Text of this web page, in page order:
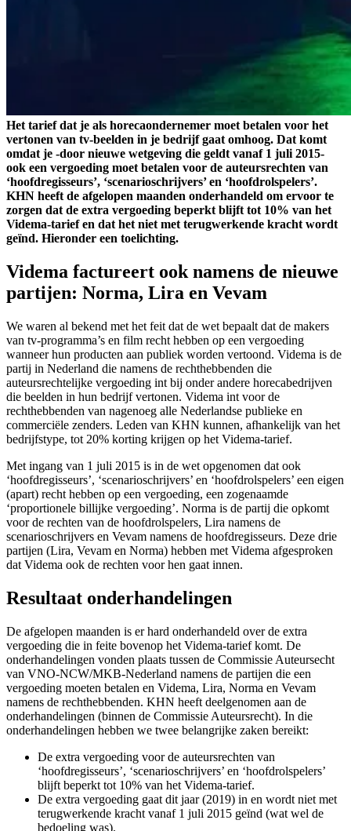
Het tarief dat je als horecaondernemer moet betalen voor het
vertonen van tv-beelden in je bedrijf gaat omhoog. Dat komt
omdat je -door nieuwe wetgeving die geldt vanaf 1 juli 2015-
ook een vergoeding moet betalen voor de auteursrechten van
‘hoofdregisseurs’, ‘scenarioschrijvers’ en ‘hoofdrolspelers’.
KHN heeft de afgelopen maanden onderhandeld om ervoor te
zorgen dat de extra vergoeding beperkt blijft tot 10% van het
Videma-tarief en dat het niet met terugwerkende kracht wordt
geïnd. Hieronder een toelichting.
Videma factureert ook namens de nieuwe
partijen: Norma, Lira en Vevam
We waren al bekend met het feit dat de wet bepaalt dat de makers
van tv-programma’s en film recht hebben op een vergoeding
wanneer hun producten aan publiek worden vertoond. Videma is de
partij in Nederland die namens de rechthebbenden die
auteursrechtelijke vergoeding int bij onder andere horecabedrijven
die beelden in hun bedrijf vertonen. Videma int voor de
rechthebbenden van nagenoeg alle Nederlandse publieke en
commerciële zenders. Leden van KHN kunnen, afhankelijk van het
bedrijfstype, tot 20% korting krijgen op het Videma-tarief.
Met ingang van 1 juli 2015 is in de wet opgenomen dat ook
‘hoofdregisseurs’, ‘scenarioschrijvers’ en ‘hoofdrolspelers’ een eigen
(apart) recht hebben op een vergoeding, een zogenaamde
‘proportionele billijke vergoeding’. Norma is de partij die opkomt
voor de rechten van de hoofdrolspelers, Lira namens de
scenarioschrijvers en Vevam namens de hoofdregisseurs. Deze drie
partijen (Lira, Vevam en Norma) hebben met Videma afgesproken
dat Videma ook de rechten voor hen gaat innen.
Resultaat onderhandelingen
De afgelopen maanden is er hard onderhandeld over de extra
vergoeding die in feite bovenop het Videma-tarief komt. De
onderhandelingen vonden plaats tussen de Commissie Auteursecht
van VNO-NCW/MKB-Nederland namens de partijen die een
vergoeding moeten betalen en Videma, Lira, Norma en Vevam
namens de rechthebbenden. KHN heeft deelgenomen aan de
onderhandelingen (binnen de Commissie Auteursrecht). In die
onderhandelingen hebben we twee belangrijke zaken bereikt:
De extra vergoeding voor de auteursrechten van
‘hoofdregisseurs’, ‘scenarioschrijvers’ en ‘hoofdrolspelers’
blijft beperkt tot 10% van het Videma-tarief.
De extra vergoeding gaat dit jaar (2019) in en wordt niet met
terugwerkende kracht vanaf 1 juli 2015 geïnd (wat wel de
bedoeling was).